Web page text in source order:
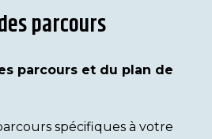
parcours
parcours et du plan de
spécifiques à votre